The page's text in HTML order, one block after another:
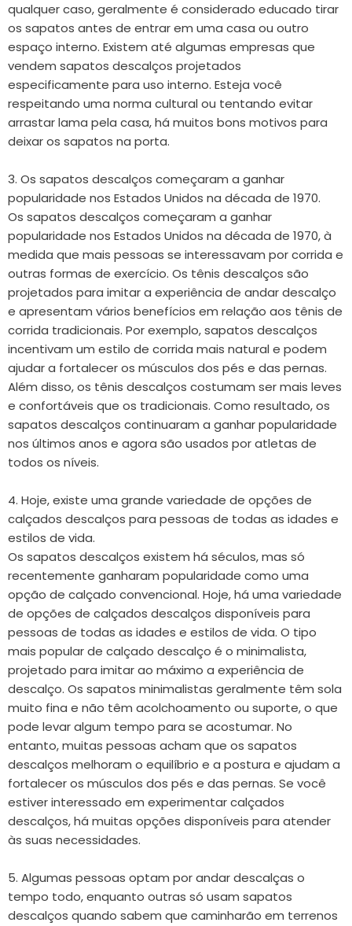
qualquer caso, geralmente é considerado educado tirar
os sapatos antes de entrar em uma casa ou outro
espaço interno. Existem até algumas empresas que
vendem sapatos descalços projetados
especificamente para uso interno. Esteja você
respeitando uma norma cultural ou tentando evitar
arrastar lama pela casa, há muitos bons motivos para
deixar os sapatos na porta.
3. Os sapatos descalços começaram a ganhar
popularidade nos Estados Unidos na década de 1970.
Os sapatos descalços começaram a ganhar
popularidade nos Estados Unidos na década de 1970, à
medida que mais pessoas se interessavam por corrida e
outras formas de exercício. Os tênis descalços são
projetados para imitar a experiência de andar descalço
e apresentam vários benefícios em relação aos tênis de
corrida tradicionais. Por exemplo, sapatos descalços
incentivam um estilo de corrida mais natural e podem
ajudar a fortalecer os músculos dos pés e das pernas.
Além disso, os tênis descalços costumam ser mais leves
e confortáveis ​​que os tradicionais. Como resultado, os
sapatos descalços continuaram a ganhar popularidade
nos últimos anos e agora são usados ​​por atletas de
todos os níveis.
4. Hoje, existe uma grande variedade de opções de
calçados descalços para pessoas de todas as idades e
estilos de vida.
Os sapatos descalços existem há séculos, mas só
recentemente ganharam popularidade como uma
opção de calçado convencional. Hoje, há uma variedade
de opções de calçados descalços disponíveis para
pessoas de todas as idades e estilos de vida. O tipo
mais popular de calçado descalço é o minimalista,
projetado para imitar ao máximo a experiência de
descalço. Os sapatos minimalistas geralmente têm sola
muito fina e não têm acolchoamento ou suporte, o que
pode levar algum tempo para se acostumar. No
entanto, muitas pessoas acham que os sapatos
descalços melhoram o equilíbrio e a postura e ajudam a
fortalecer os músculos dos pés e das pernas. Se você
estiver interessado em experimentar calçados
descalços, há muitas opções disponíveis para atender
às suas necessidades.
5. Algumas pessoas optam por andar descalças o
tempo todo, enquanto outras só usam sapatos
descalços quando sabem que caminharão em terrenos